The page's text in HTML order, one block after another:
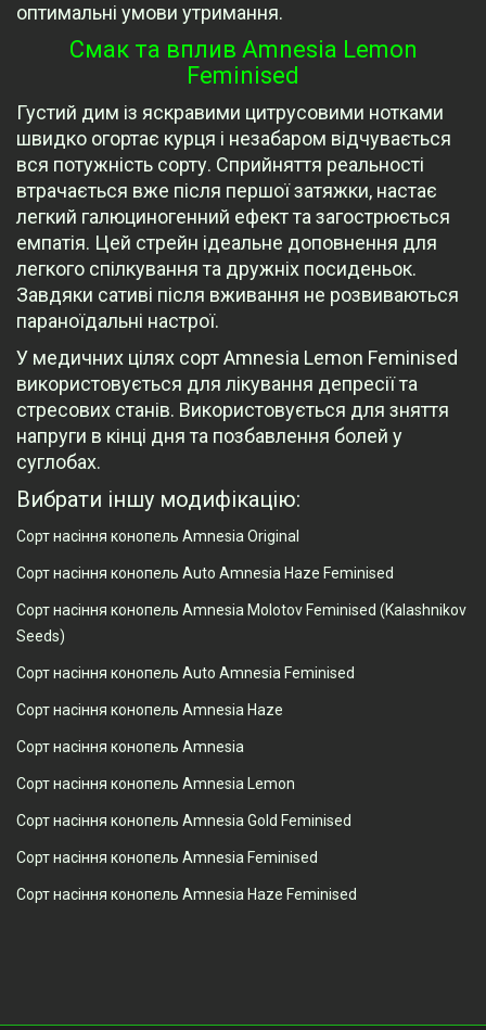
оптимальні умови утримання.
Смак та вплив Amnesia Lemon
Feminised
Густий дим із яскравими цитрусовими нотками
швидко огортає курця і незабаром відчувається
вся потужність сорту. Сприйняття реальності
втрачається вже після першої затяжки, настає
легкий галюциногенний ефект та загострюється
емпатія. Цей стрейн ідеальне доповнення для
легкого спілкування та дружніх посиденьок.
Завдяки сативі після вживання не розвиваються
параноїдальні настрої.
У медичних цілях сорт Amnesia Lemon Feminised
використовується для лікування депресії та
стресових станів. Використовується для зняття
напруги в кінці дня та позбавлення болей у
суглобах.
Вибрати іншу модифікацію:
Сорт насіння конопель Amnesia Original
Сорт насіння конопель Auto Amnesia Haze Feminised
Сорт насіння конопель Amnesia Molotov Feminised (Kalashnikov
Seeds)
Сорт насіння конопель Auto Amnesia Feminised
Сорт насіння конопель Amnesia Haze
Сорт насіння конопель Amnesia
Сорт насіння конопель Amnesia Lemon
Сорт насіння конопель Amnesia Gold Feminised
Сорт насіння конопель Amnesia Feminised
Сорт насіння конопель Amnesia Haze Feminised